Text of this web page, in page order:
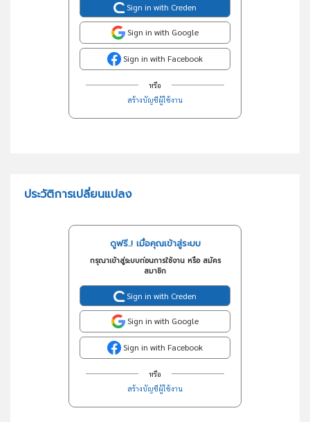
Sign in with Creden
Sign in with Google
Sign in with Facebook
หรือ
สร้างบัญชีผู้ใช้งาน
ประวัติการเปลี่ยนแปลง
ดูฟรี..! เมื่อคุณเข้าสู่ระบบ
กรุณาเข้าสู่ระบบก่อนการใช้งาน หรือ สมัคร
สมาชิก
Sign in with Creden
Sign in with Google
Sign in with Facebook
หรือ
สร้างบัญชีผู้ใช้งาน